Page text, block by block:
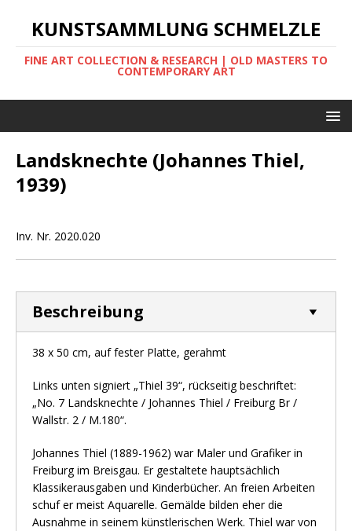
KUNSTSAMMLUNG SCHMELZLE
FINE ART COLLECTION & RESEARCH | OLD MASTERS TO
CONTEMPORARY ART
Landsknechte (Johannes Thiel,
1939)
Inv. Nr. 2020.020
Beschreibung
38 x 50 cm, auf fester Platte, gerahmt
Links unten signiert „Thiel 39“, rückseitig beschriftet:
„No. 7 Landsknechte / Johannes Thiel / Freiburg Br /
Wallstr. 2 / M.180“.
Johannes Thiel (1889-1962) war Maler und Grafiker in
Freiburg im Breisgau. Er gestaltete hauptsächlich
Klassikerausgaben und Kinderbücher. An freien Arbeiten
schuf er meist Aquarelle. Gemälde bilden eher die
Ausnahme in seinem künstlerischen Werk. Thiel war von